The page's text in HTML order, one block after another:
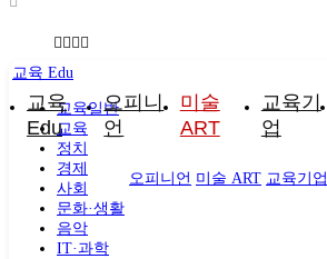
교육
Edu
오피니
언
미술
ART
교육기
업
교육 Edu
교육일반
교육
정치
경제
사회
문화·생활
음악
IT·과학
오피니언 미술 ART 교육기업